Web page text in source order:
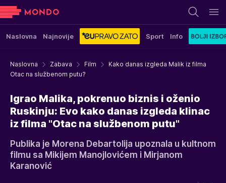
Naslovna Najnovije Sport Info
Naslovna Zabava Film
Kako danas izgleda Malik iz filma
Otac na službenom putu?
Igrao Malika, pokrenuo biznis i oženio
Ruskinju: Evo kako danas izgleda klinac
iz filma "Otac na službenom putu"
Publika je Morena Debartolija upoznala u kultnom
filmu sa Mikijem Manojlovićem i Mirjanom
Karanović